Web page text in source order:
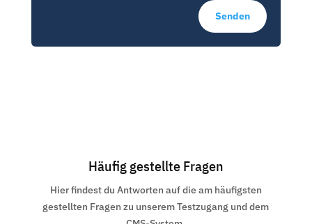
Senden
Häufig gestellte Fragen
Hier findest du Antworten auf die am häufigsten
gestellten Fragen zu unserem Testzugang und dem